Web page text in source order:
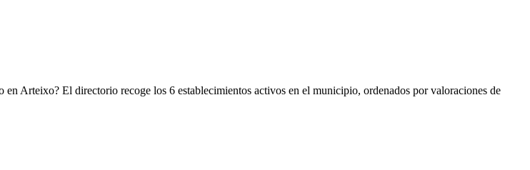
Arteixo? El directorio recoge los 6 establecimientos activos en el municipio, ordenados por valoraciones de